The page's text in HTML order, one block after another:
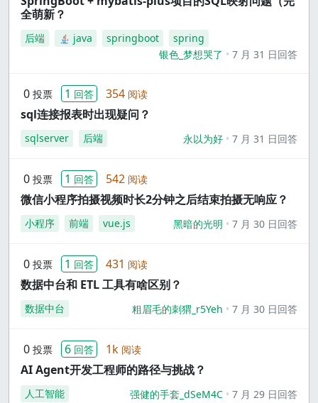
全萌新？
后端 java springboot
spring
银色_梦想哭了
7 月 31 日回答
0 投票 1 回答 354 阅读
sql连接报表时出现疑问？
sqlserver 后端 永以为好 7 月 31 日回答
0 投票 1 回答 542 阅读
微信小程序拍摄视频时长2分钟之后结束拍摄无响应？
小程序 前端 vue.js 黑暗的光明 7 月 30 日回答
0 投票 1 回答 431 阅读
数据中台和 ETL 工具有啥区别？
数据中台 粗眉毛的刺猬_r5Yeh 7 月 30 日回答
0 投票 6 回答 1k 阅读
AI Agent开发工程师的路径与挑战？
人工智能 强健的手套_dSeM4C 7 月 29 日回答